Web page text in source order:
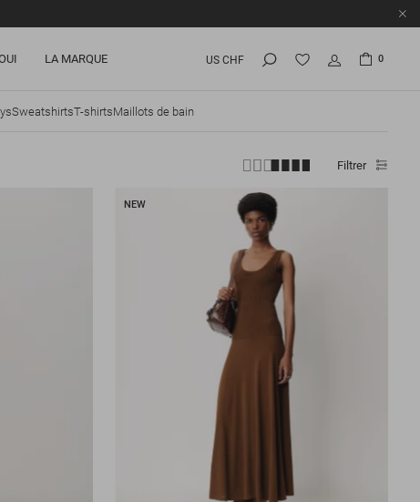
LA MARQUE US CHF 0
SweatshirtsT-shirtsMaillots de bain
Filtrer
NEW